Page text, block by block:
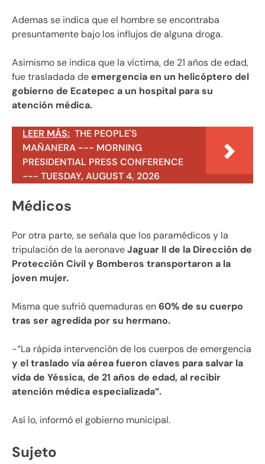
Ademas se indica que el hombre se encontraba
presuntamente bajo los influjos de alguna droga.
Asimismo se indica que la víctima, de 21 años de edad,
fue trasladada deemergencia en un helicóptero del
gobierno de Ecatepec a un hospital para su
atención médica.
LEER MÁS: THE PEOPLE'S
MAÑANERA --- MORNING
PRESIDENTIAL PRESS CONFERENCE
--- TUESDAY, AUGUST 4, 2026
Médicos
Por otra parte, se señala que los paramédicos y la
tripulación de la aeronaveJaguar II de la Dirección de
Protección Civil y Bomberos transportaron a la
joven mujer.
Misma que sufrió quemaduras en60% de su cuerpo
tras ser agredida por su hermano.
-“La rápida intervención de los cuerpos de emergencia
y el traslado vía aérea fueron claves para salvar la
vida de Yéssica, de 21 años de edad, al recibir
atención médica especializada”.
Así lo, informó el gobierno municipal.
Sujeto